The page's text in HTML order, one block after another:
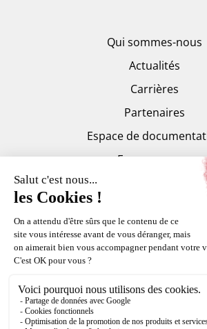
Qui sommes-nous
Actualités
Carrières
Partenaires
Espace de
Espace presse
Copyright Fortal © 2015-
CGV
Politique de